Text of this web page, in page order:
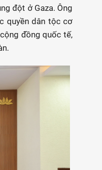
đột ở Gaza. Ông
quyền dân tộc cơ
đồng quốc tế,